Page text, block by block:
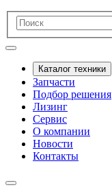
Каталог техники
Запчасти
Подбор решения
Лизинг
Сервис
О компании
Новости
Контакты